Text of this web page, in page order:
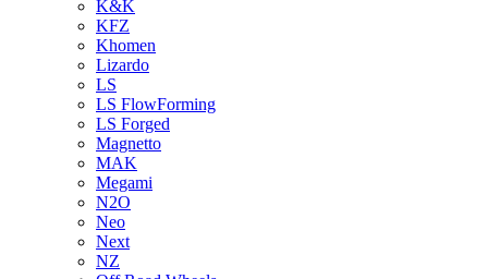
K&K
KFZ
Khomen
Lizardo
LS
LS FlowForming
LS Forged
Magnetto
MAK
Megami
N2O
Neo
Next
NZ